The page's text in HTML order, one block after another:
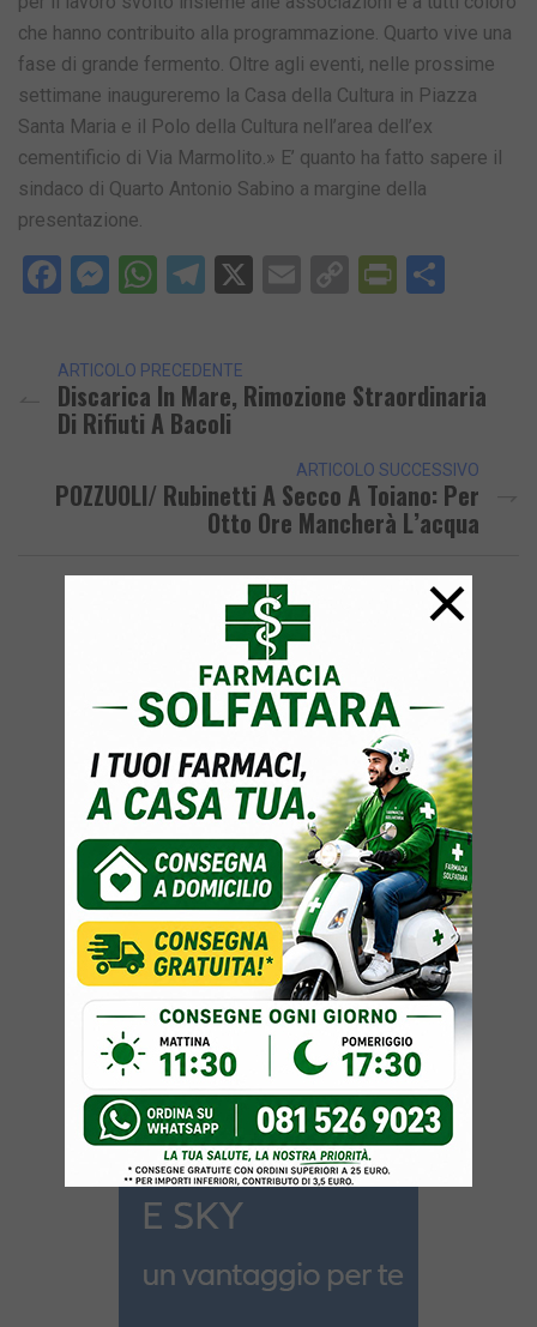
che hanno contribuito alla programmazione. Quarto vive una
fase di grande fermento. Oltre agli eventi, nelle prossime
settimane inaugureremo la Casa della Cultura in Piazza
Santa Maria e il Polo della Cultura nell’area dell’ex
cementificio di Via Marmolito.» E’ quanto ha fatto sapere il
sindaco di Quarto Antonio Sabino a margine della
presentazione.
Facebook
Messenger
WhatsApp
Telegram
X EmailCopy
ARTICOLO PRECEDENTE
Discarica In Mare, Rimozione Straordinaria
Di Rifiuti A Bacoli
ARTICOLO SUCCESSIVO
POZZUOLI/ Rubinetti A Secco A Toiano: Per
Otto Ore Mancherà L’acqua
×